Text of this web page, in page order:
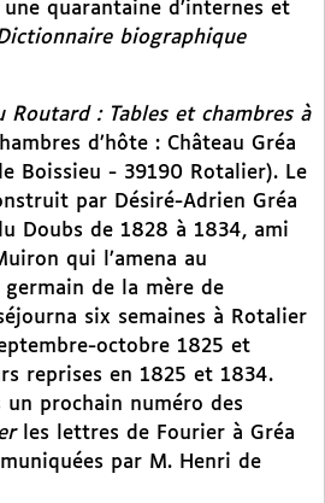
quarantaine d’internes et
biographique
Routard : Tables et chambres à
d’hôte : Château Gréa
Boissieu - 39190 Rotalier). Le
par Désiré-Adrien Gréa
Doubs de 1828 à 1834, ami
qui l’amena au
de la mère de
six semaines à Rotalier
octobre 1825 et
reprises en 1825 et 1834.
un prochain numéro des
les lettres de Fourier à Gréa
par M. Henri de